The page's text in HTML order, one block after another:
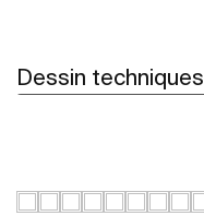
Dessin techniques